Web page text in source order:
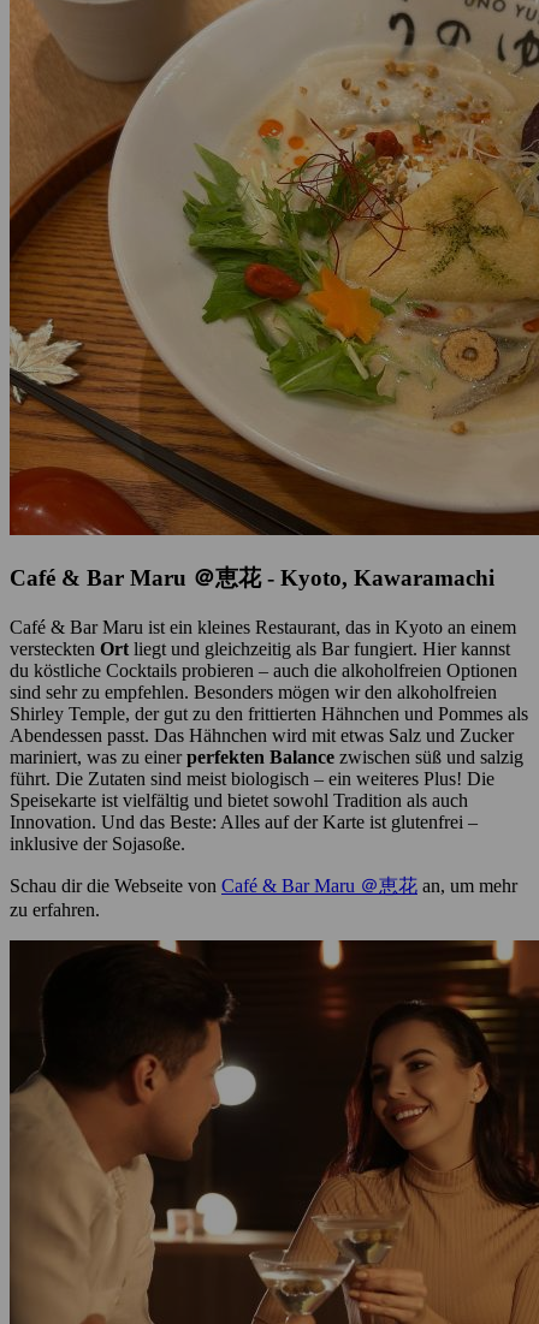
Café & Bar Maru ＠恵花 - Kyoto, Kawaramachi
Café & Bar Maru ist ein kleines Restaurant, das in Kyoto an einem
versteckten Ort liegt und gleichzeitig als Bar fungiert. Hier kannst
du köstliche Cocktails probieren – auch die alkoholfreien Optionen
sind sehr zu empfehlen. Besonders mögen wir den alkoholfreien
Shirley Temple, der gut zu den frittierten Hähnchen und Pommes als
Abendessen passt. Das Hähnchen wird mit etwas Salz und Zucker
mariniert, was zu einerperfekten Balance zwischen süß und salzig
führt. Die Zutaten sind meist biologisch – ein weiteres Plus! Die
Speisekarte ist vielfältig und bietet sowohl Tradition als auch
Innovation. Und das Beste: Alles auf der Karte ist glutenfrei –
inklusive der Sojasoße.
Schau dir die Webseite von Café & Bar Maru ＠恵花 an, um mehr
zu erfahren.